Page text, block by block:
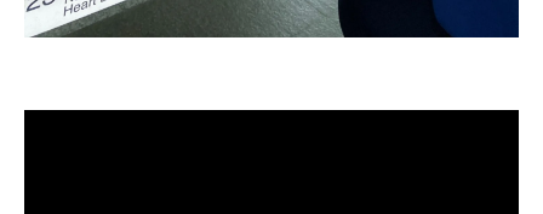
公民館やクラブ活用のポイント